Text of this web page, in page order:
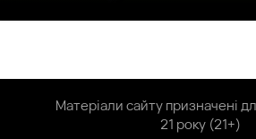
Матеріали сайту призначені
21 року (21+)